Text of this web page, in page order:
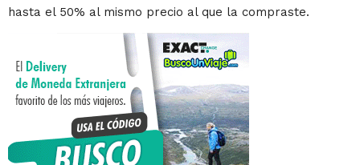
hasta el 50% al mismo precio al que la compraste.